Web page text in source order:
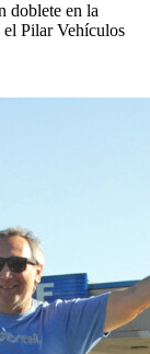
doblete en la
Pilar Vehículos